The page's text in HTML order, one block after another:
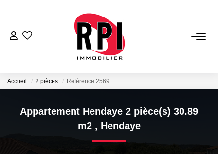
VENTES
LOCATIONS
LOCATIONS VACANCES
Accueil 2 pièces Référence 2569
Appartement Hendaye 2 pièce(s) 30.89
m2 , Hendaye